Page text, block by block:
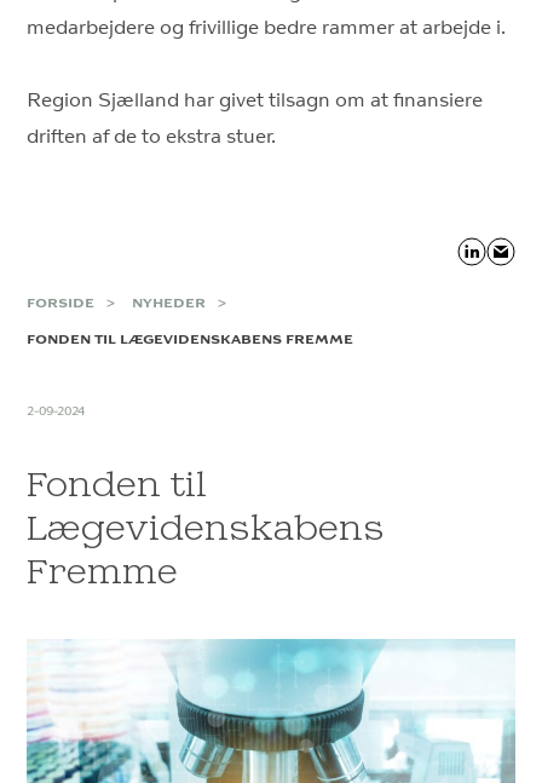
medarbejdere og frivillige bedre rammer at arbejde i.
Region Sjælland har givet tilsagn om at finansiere
driften af de to ekstra stuer.
FORSIDE NYHEDER
FONDEN TIL LÆGEVIDENSKABENS FREMME
2-09-2024
Fonden til
Lægevidenskabens
Fremme